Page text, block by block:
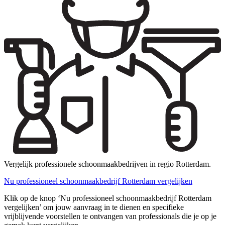
Vergelijk professionele schoonmaakbedrijven in regio Rotterdam.
Nu professioneel schoonmaakbedrijf Rotterdam vergelijken
Klik op de knop ‘Nu professioneel schoonmaakbedrijf Rotterdam
vergelijken’ om jouw aanvraag in te dienen en specifieke
vrijblijvende voorstellen te ontvangen van professionals die je op je